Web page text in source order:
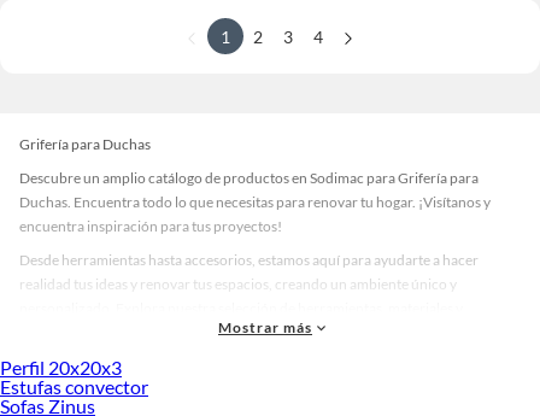
1 2 3 4
Grifería para Duchas
Descubre un amplio catálogo de productos en Sodimac para Grifería para
Duchas. Encuentra todo lo que necesitas para renovar tu hogar. ¡Visítanos y
encuentra inspiración para tus proyectos!
Desde herramientas hasta accesorios, estamos aquí para ayudarte a hacer
realidad tus ideas y renovar tus espacios, creando un ambiente único y
accesorios de calidad que te ayudarán a crear un espacio más tú.
Desde remodelaciones hasta proyectos de decoración, estamos aquí para hacer
tus ideas realidad. ¡Visítanos y encuentra todo lo que tenemos para ofrecerte en
Mostrar más
Perfil 20x20x3
Estufas convector
Sofas Zinus